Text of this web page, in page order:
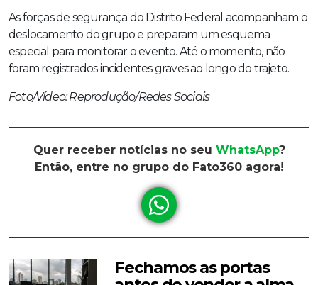
As forças de segurança do Distrito Federal acompanham o
deslocamento do grupo e preparam um esquema
especial para monitorar o evento. Até o momento, não
foram registrados incidentes graves ao longo do trajeto.
Foto/Vídeo: Reprodução/Redes Sociais
Quer receber notícias no seu WhatsApp?
Então, entre no grupo do Fato360 agora!
Fechamos as portas